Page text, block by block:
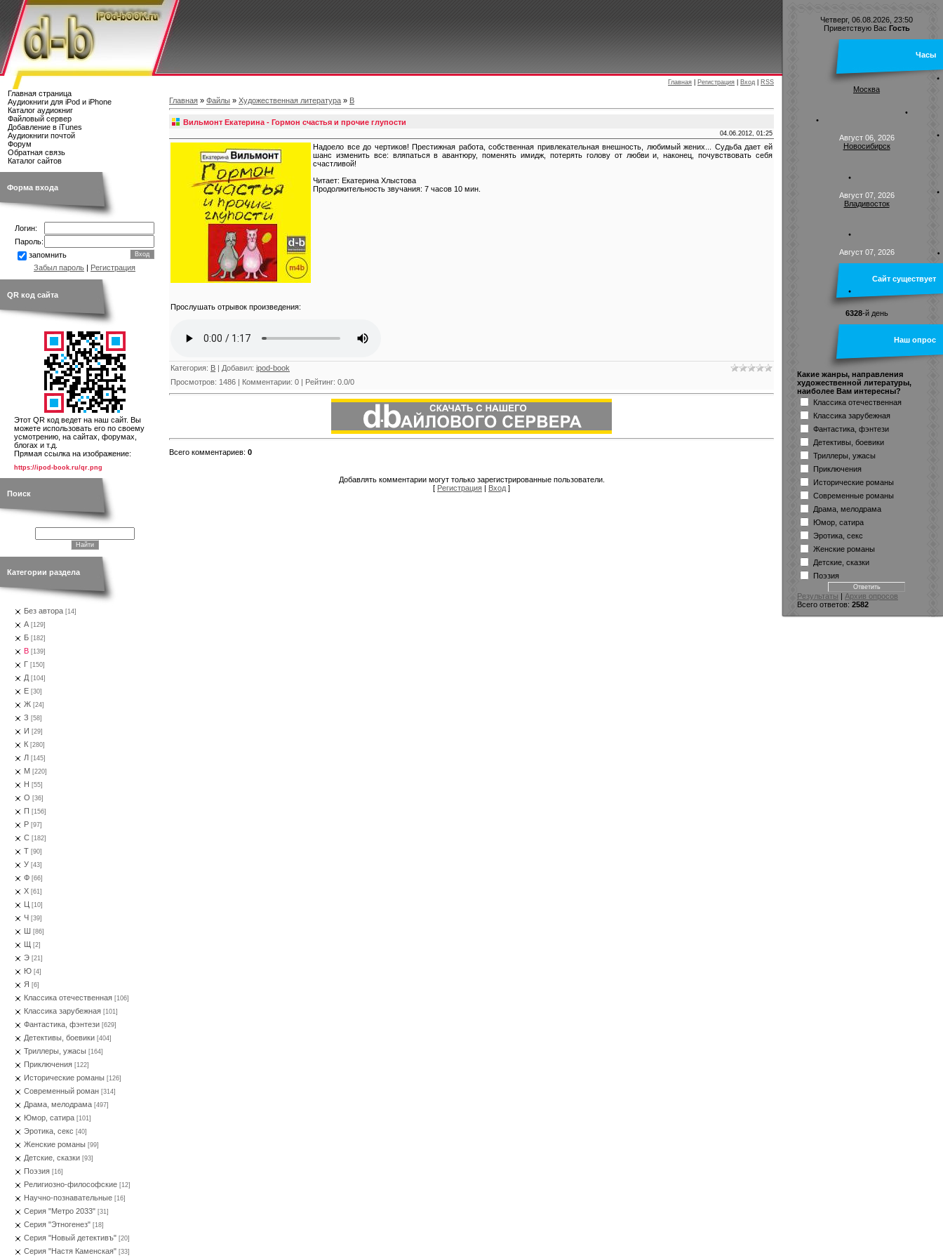
Главная Регистрация Вход RSS
Главная страница
Аудиокниги для iPod и iPhone
Каталог аудиокниг
Файловый сервер
Добавление в iTunes
Аудиокниги почтой
Форум
Обратная связь
Каталог сайтов
Форма входа
Логин:
Пароль:
запомнить
Забыл пароль | Регистрация
QR код сайта
Этот QR код ведет на наш сайт. Вы
можете использовать его по своему
усмотрению, на сайтах, форумах,
блогах и т.д.
Прямая ссылка на изображение:
https://ipod-book.ru/qr.png
Поиск
Категории раздела
Без автора [14]
А [129]
Б [182]
В [139]
Г [150]
Д [104]
Е [30]
Ж [24]
З [58]
И [29]
К [280]
Л [145]
М [220]
Н [55]
О [36]
П [156]
Р [97]
С [182]
Т [90]
У [43]
Ф [66]
Х [61]
Ц [10]
Ч [39]
Ш [86]
Щ [2]
Э [21]
Ю [4]
Я [6]
Классика отечественная [106]
Классика зарубежная [101]
Фантастика, фэнтези [629]
Детективы, боевики [404]
Триллеры, ужасы [164]
Приключения [122]
Исторические романы [126]
Современный роман [314]
Драма, мелодрама [497]
Юмор, сатира [101]
Эротика, секс [40]
Женские романы [99]
Детские, сказки [93]
Поэзия [16]
Религиозно-философские [12]
Научно-познавательные [16]
Серия "Метро 2033" [31]
Серия "Этногенез" [18]
Серия "Новый детективъ" [20]
Серия "Настя Каменская" [33]
Главная » Файлы » Художественная литература » В
Вильмонт Екатерина - Гормон счастья и прочие глупости
04.06.2012, 01:25
Надоело все до чертиков! Престижная работа, собственная привлекательная внешность, любимый жених... Судьба дает ей
шанс изменить все: вляпаться в авантюру, поменять имидж, потерять голову от любви и, наконец, почувствовать себя
счастливой!
Читает: Екатерина Хлыстова
Продолжительность звучания: 7 часов 10 мин.
Прослушать отрывок произведения:
Категория: В | Добавил: ipod-book
Просмотров: 1486 | Комментарии: 0 | Рейтинг: 0.0/0
Всего комментариев: 0
Добавлять комментарии могут только зарегистрированные пользователи.
[ Регистрация | Вход ]
Четверг, 06.08.2026, 23:50
Приветствую Вас Гость
Часы
Москва
Август 06, 2026
Новосибирск
Август 07, 2026
Владивосток
Август 07, 2026
Сайт существует
6328-й день
Наш опрос
Какие жанры, направления
художественной литературы,
наиболее Вам интересны?
Классика отечественная
Классика зарубежная
Фантастика, фэнтези
Детективы, боевики
Триллеры, ужасы
Приключения
Исторические романы
Современные романы
Драма, мелодрама
Юмор, сатира
Эротика, секс
Женские романы
Детские, сказки
Поэзия
Результаты | Архив опросов
Всего ответов: 2582